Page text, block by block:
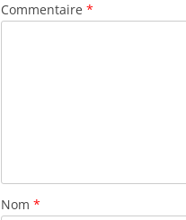
Commentaire *
Nom *